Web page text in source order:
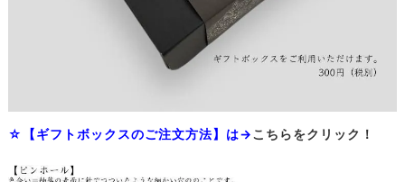
☆【ギフトボックスのご注文方法】は→こちらをクリック！